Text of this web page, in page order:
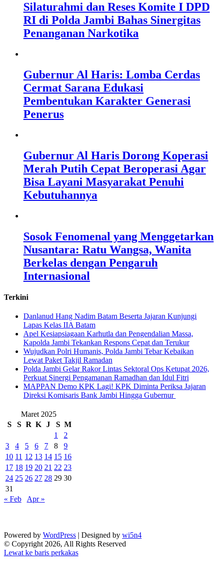
Silaturahmi dan Reses Komite I DPD
RI di Polda Jambi Bahas Sinergitas
Penanganan Narkotika
Gubernur Al Haris: Lomba Cerdas
Cermat Sarana Edukasi
Pembentukan Karakter Generasi
Penerus
Gubernur Al Haris Dorong Koperasi
Merah Putih Cepat Beroperasi Agar
Bisa Layani Masyarakat Penuhi
Kebutuhannya
Sosok Fenomenal yang Menggetarkan
Nusantara: Ratu Wangsa, Wanita
Berkelas dengan Pengaruh
Internasional
Terkini
Danlanud Hang Nadim Batam Beserta Jajaran Kunjungi
Lapas Kelas IIA Batam
Apel Kesiapsiagaan Karhutla dan Pengendalian Massa,
Kapolda Jambi Tekankan Respons Cepat dan Terukur
Wujudkan Polri Humanis, Polda Jambi Tebar Kebaikan
Lewat Paket Takjil Ramadan
Polda Jambi Gelar Rakor Lintas Sektoral Ops Ketupat 2026,
Perkuat Sinergi Pengamanan Ramadhan dan Idul Fitri
‎MAPPAN Demo KPK Lagi! KPK Diminta Periksa Jajaran
Direksi Komisaris Bank Jambi Hingga Gubernur ‎
Maret 2025
S
S R K J S M
1
2
3
4 5 6 7 8
9
10 11 12 13 14 15 16
17 18 19 20 21 22 23
24 25 26 27 28 29 30
31
« Feb
Apr »
Powered by WordPress | Designed by wi5n4
© Copyright 2026, All Rights Reserved
Lewat ke baris perkakas